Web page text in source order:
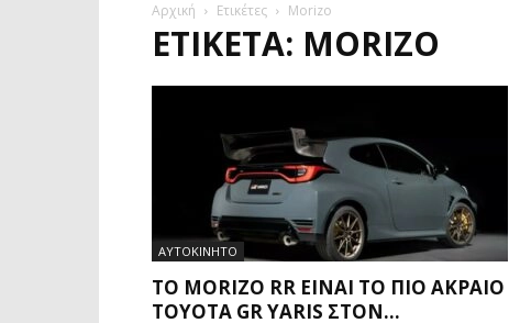
Αρχική Ετικέτες Morizo
ΕΤΙΚΈΤΑ: MORIZO
ΑΥΤΟΚΙΝΗΤΟ
ΤΟ MORIZO RR ΕΊΝΑΙ ΤΟ ΠΙΟ ΑΚΡΑΊΟ
TOYOTA GR YARIS ΣΤΟΝ...